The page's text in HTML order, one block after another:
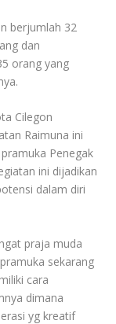
berjumlah 32
dan
orang yang
Cilegon
Raimuna ini
Penegak
ini dijadikan
dalam diri
praja muda
sekarang
cara
dimana
yg kreatif